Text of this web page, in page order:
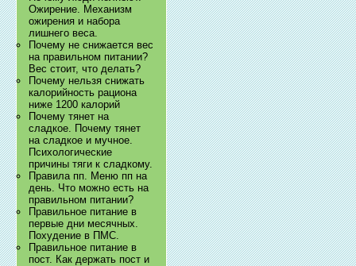
Ожирение. Механизм
ожирения и набора
лишнего веса.
Почему не снижается вес
на правильном питании?
Вес стоит, что делать?
Почему нельзя снижать
калорийность рациона
ниже 1200 калорий
Почему тянет на
сладкое. Почему тянет
на сладкое и мучное.
Психологические
причины тяги к сладкому.
Правила пп. Меню пп на
день. Что можно есть на
правильном питании?
Правильное питание в
первые дни месячных.
Похудение в ПМС.
Правильное питание в
пост. Как держать пост и